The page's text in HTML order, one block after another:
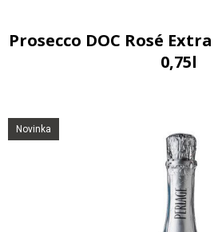
Prosecco DOC Rosé
0,75l
Novinka